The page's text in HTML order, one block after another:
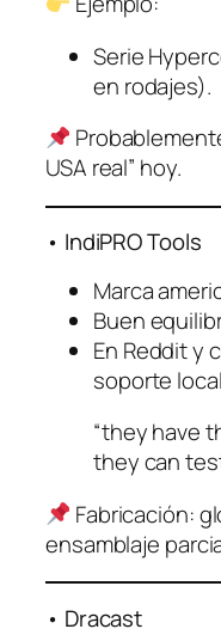
Serie
en rodajes).
USA real” hoy.
• IndiPRO Tools
Marca
Buen
En Reddit y
soporte
“they have
they can
Fabricación:
ensamblaje
• Dracast